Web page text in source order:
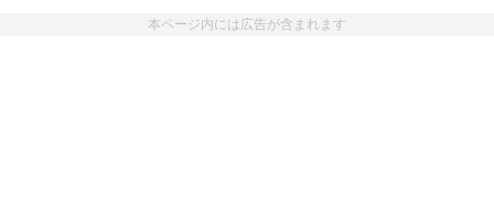
本ページ内には広告が含まれます